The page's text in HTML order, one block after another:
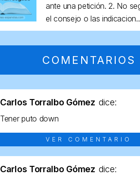
ante una petición. 2. No
el consejo o las
COMENTARIOS
Carlos Torralbo Gómez dice:
Tener puto down
VER COMENTARIO
Carlos Torralbo Gómez dice: